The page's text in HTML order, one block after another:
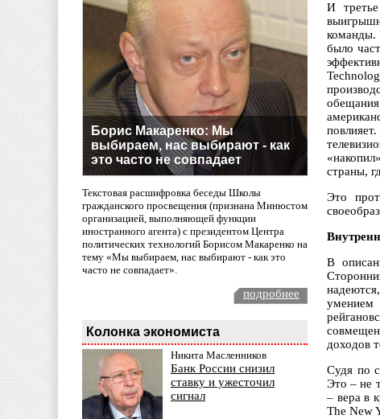
Борис Макаренко: Мы
выбираем, нас выбирают - как
это часто не совпадает
Текстовая расшифровка беседы Школы
гражданского просвещения (признана Минюстом
организацией, выполняющей функции
иностранного агента) с президентом Центра
политических технологий Борисом Макаренко на
тему «Мы выбираем, нас выбирают - как это
часто не совпадает».
подробнее
Колонка экономиста
Никита Масленников
Банк России снизил
ставку и ужесточил
сигнал
И
команды.
было
страны,
Это
В
умением
доходов
Судя по
Это – не
– вера в
The New